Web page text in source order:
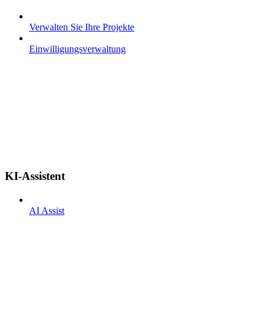
Verwalten Sie Ihre Projekte
Einwilligungsverwaltung
KI-Assistent
AI Assist